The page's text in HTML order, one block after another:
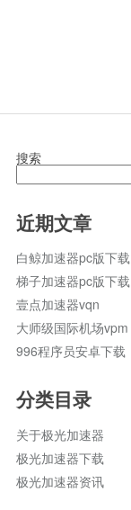
搜索
近期文章
白鲸加速器pc版下载
梯子加速器pc版下载
壹点加速器vqn
大师级国际机场vpm
996程序员安卓下载
分类目录
关于极光加速器
极光加速器下载
极光加速器资讯